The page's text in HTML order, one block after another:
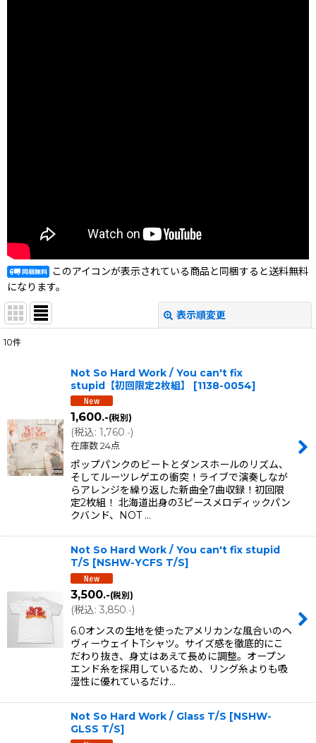
このアイコンが表示されている商品と同梱すると送料無料
になります。
表示順変更
並び順:
絞り込む
10件
Not So Hard Work / You can't fix
stupid【初回限定2枚組】
[1138-0054]
1,600.-(税別)
(税込: 1,760.-)
在庫数 24点
ポップパンクのビートとダンスホールのリズム、
そしてルーツレゲエの衝突！ライブで演奏しなが
らアレンジを繰り返した新曲全7曲収録！初回限
定2枚組！ 北海道出身の3ピースメロディックパン
クバンド、NOT …
Not So Hard Work / You can't fix stupid
T/S [NSHW-YCFS T/S]
3,500.-(税別)
(税込: 3,850 .-)
6.0オンスの生地を使ったアメリカンな風合いのヘ
ヴィーウェイトTシャツ。サイズ感を徹底的にこ
だわり抜き、身丈はあえて長めに調整。オープン
エンド糸を採用しているため、リング糸よりも吸
湿性に優れているだけ…
Not So Hard Work / Glass T/S [NSHW-
GLSS T/S]